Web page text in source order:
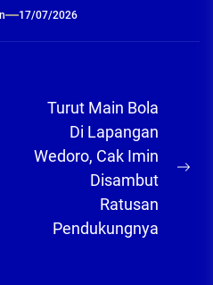
17/07/2026
Turut Main Bola
Di Lapangan
Wedoro, Cak Imin
Disambut
Ratusan
Pendukungnya